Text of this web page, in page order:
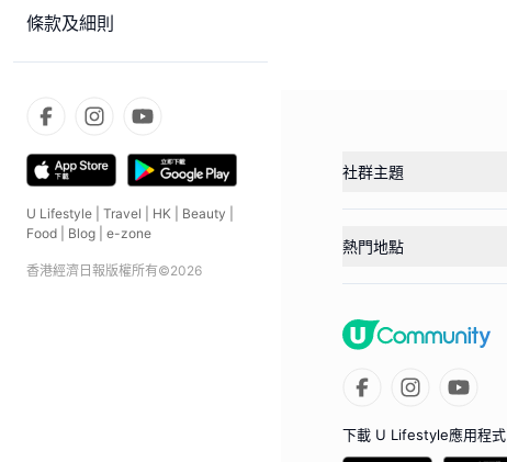
條款及細則
U Lifestyle Travel HK Beauty
Food
Blog e-zone
香港經濟日報版權所有©2026
社群主題
熱門地點
下載 U Lifestyle應用程式